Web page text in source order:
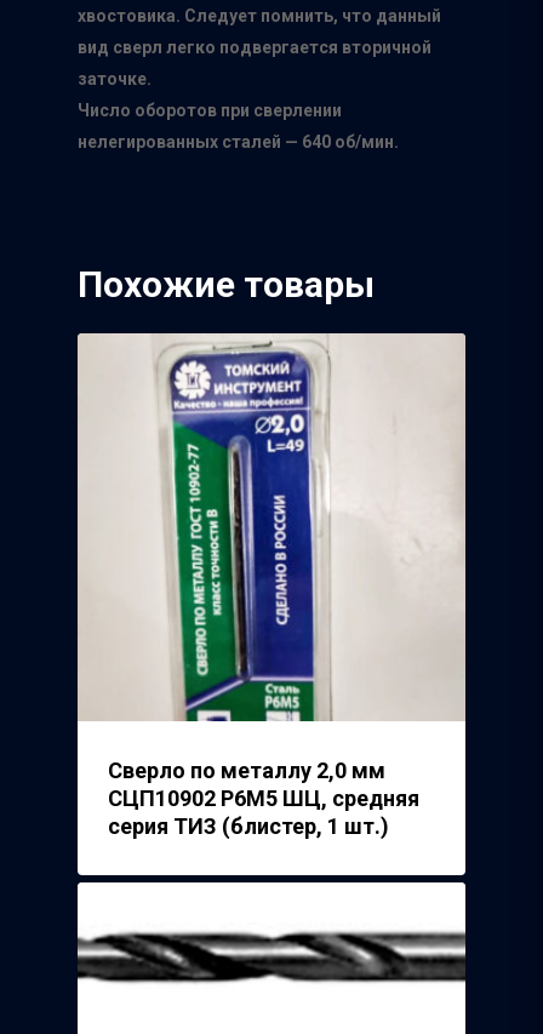
хвостовика. Следует помнить, что данный
вид сверл легко подвергается вторичной
заточке.
Число оборотов при сверлении
нелегированных сталей — 640 об/мин.
Похожие товары
Сверло по металлу 2,0 мм
СЦП10902 Р6М5 ШЦ, средняя
серия ТИЗ (блистер, 1 шт.)
завод
ISMAFLEX
ТД Синтез
Полимерпласт
Завод
Контакты